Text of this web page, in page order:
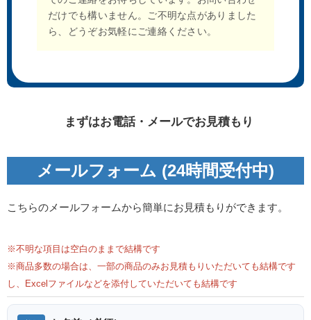
だけでも構いません。ご不明な点がありました
ら、どうぞお気軽にご連絡ください。
まずはお電話・メールでお見積もり
メールフォーム (24時間受付中)
こちらのメールフォームから簡単にお見積もりができます。
※不明な項目は空白のままで結構です
※商品多数の場合は、一部の商品のみお見積もりいただいても結構です
し、Excelファイルなどを添付していただいても結構です